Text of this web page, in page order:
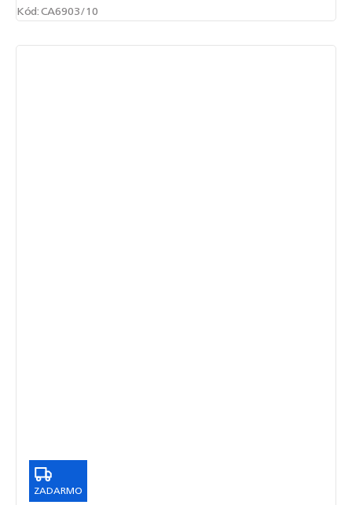
Kód:CA6903/10
ZADARMO
ZADARMO